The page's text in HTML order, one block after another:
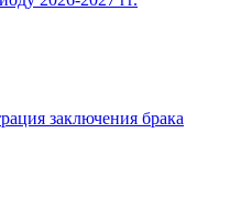
заключения брака